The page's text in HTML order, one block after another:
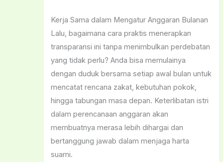
Kerja Sama dalam Mengatur Anggaran Bulanan
Lalu, bagaimana cara praktis menerapkan
transparansi ini tanpa menimbulkan perdebatan
yang tidak perlu? Anda bisa memulainya
dengan duduk bersama setiap awal bulan untuk
mencatat rencana zakat, kebutuhan pokok,
hingga tabungan masa depan. Keterlibatan istri
dalam perencanaan anggaran akan
membuatnya merasa lebih dihargai dan
bertanggung jawab dalam menjaga harta
suami.